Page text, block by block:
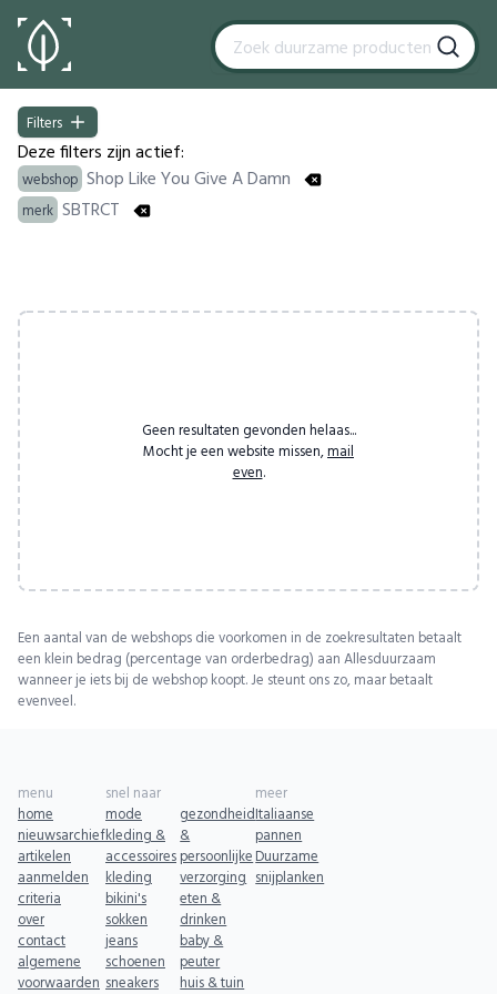
Filters
Filters
Deze filters zijn actief:
webshop Shop Like You Give A Damn
merk SBTRCT
Geen resultaten gevonden helaas...
Mocht je een website missen, mail
even.
Een aantal van de webshops die voorkomen in de zoekresultaten betaalt
een klein bedrag (percentage van orderbedrag) aan Allesduurzaam
wanneer je iets bij de webshop koopt. Je steunt ons zo, maar betaalt
evenveel.
menu
home
nieuwsarchief
artikelen
aanmelden
criteria
over
contact
algemene
voorwaarden
snel naar
mode
kleding &
accessoires
kleding
bikini's
sokken
jeans
schoenen
sneakers
gezondheid
&
persoonlijke
verzorging
eten &
drinken
baby &
peuter
huis & tuin
meer
Italiaanse
pannen
Duurzame
snijplanken